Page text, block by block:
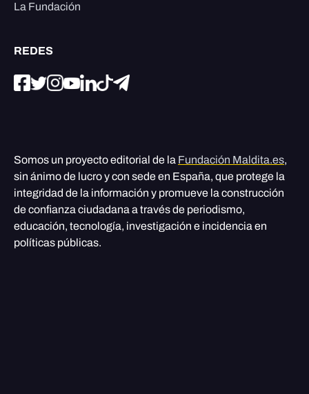
La Fundación
REDES
Somos un proyecto editorial de la Fundación Maldita.es,
sin ánimo de lucro y con sede en España, que protege la
integridad de la información y promueve la construcción
de confianza ciudadana a través de periodismo,
educación, tecnología, investigación e incidencia en
políticas públicas.